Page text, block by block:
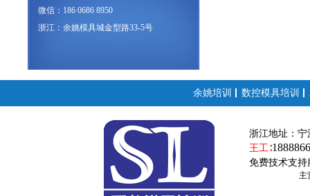
微信：186 0686 8950
浙江：余姚模具城金型路33-5号
余姚培训 数控模具培训
浙江地址： 宁
王工∶
免费技术支持
主